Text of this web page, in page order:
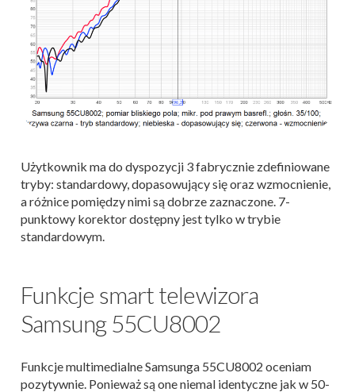
Użytkownik ma do dyspozycji 3 fabrycznie zdefiniowane
tryby: standardowy, dopasowujący się oraz wzmocnienie,
a różnice pomiędzy nimi są dobrze zaznaczone. 7-
punktowy korektor dostępny jest tylko w trybie
standardowym.
Funkcje smart telewizora
Samsung 55CU8002
Funkcje multimedialne Samsunga 55CU8002 oceniam
pozytywnie. Ponieważ są one niemal identyczne jak w 50-